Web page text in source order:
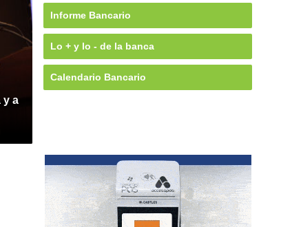
y a
Informe Bancario
Lo + y lo - de la banca
Calendario Bancario